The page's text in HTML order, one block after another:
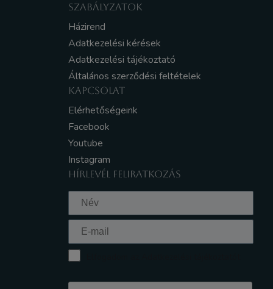
SZABÁLYZATOK
Házirend
Adatkezelési kérések
Adatkezelési tájékoztató
Általános szerződési feltételek
KAPCSOLAT
Elérhetőségeink
Facebook
Youtube
Instagram
HÍRLEVÉL FELIRATKOZÁS